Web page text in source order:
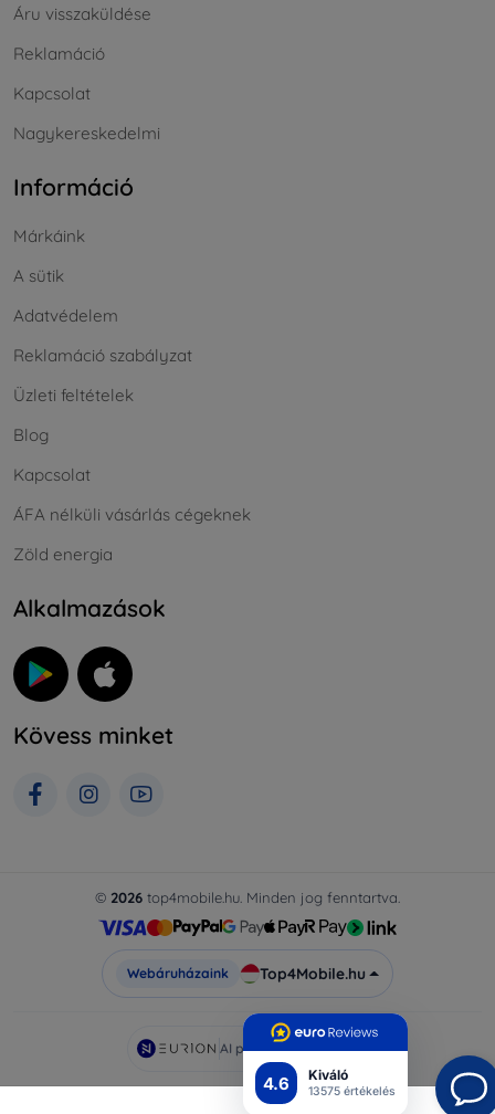
4.6 Kiváló
13575 értékelés
Áru visszaküldése
Reklamáció
Kapcsolat
Nagykereskedelmi
Információ
Márkáink
A sütik
Adatvédelem
Reklamáció szabályzat
Üzleti feltételek
Blog
Kapcsolat
ÁFA nélküli vásárlás cégeknek
Zöld energia
Alkalmazások
Kövess minket
© 2026 top4mobile.hu. Minden jog fenntartva.
Webáruházaink Top4Mobile.hu
AI powered byEurion